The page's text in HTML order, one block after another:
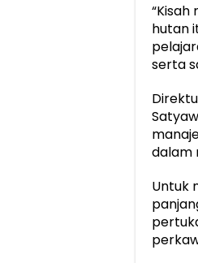
hutan
serta
dalam
Untuk